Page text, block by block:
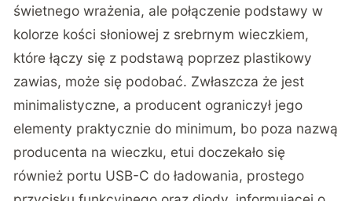
świetnego wrażenia, ale połączenie podstawy w
kolorze kości słoniowej z srebrnym wieczkiem,
które łączy się z podstawą poprzez plastikowy
zawias, może się podobać. Zwłaszcza że jest
minimalistyczne, a producent ograniczył jego
elementy praktycznie do minimum, bo poza nazwą
producenta na wieczku, etui doczekało się
również portu USB-C do ładowania, prostego